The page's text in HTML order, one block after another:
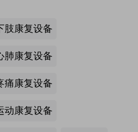
肢康复设备
肺康复设备
痛康复设备
动康复设备
如愿】升降浴室柜-海尔智慧康养